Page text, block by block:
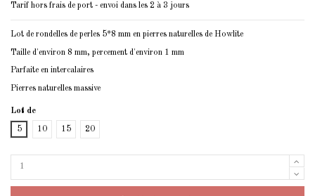
Tarif hors frais de port - envoi dans les 2 à 3 jours
Lot de rondelles de perles 5*8 mm en pierres naturelles de Howlite
Taille d'environ 8 mm, percement d'environ 1 mm
Parfaite en intercalaires
Pierres naturelles massive
Lot de
5 10 15 20